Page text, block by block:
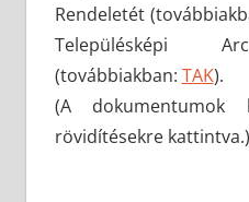
Rendeletét
Településképi
(továbbiakban: TAK).
(A
rövidítésekre kattintva.)